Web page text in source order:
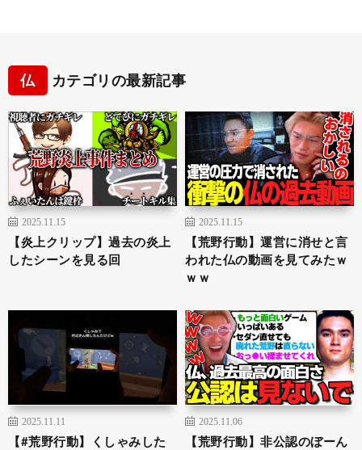
仏 カテゴリの最新記事
2025.11.15
【炎上クリップ】過去の炎上
したシーンを見る回
2025.11.15
【荒野行動】運営に消せと言
われた仏の動画を見てみたｗ
ｗｗ
2025.11.11
【#荒野行動】くしゃみした
2025.11.06
【荒野行動】非公認のぼーん